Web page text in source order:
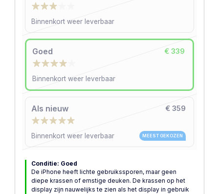
Binnenkort weer leverbaar
Goed € 339
Binnenkort weer leverbaar
Als nieuw
MEEST GEKOZEN
€ 359
Binnenkort weer leverbaar
Conditie: Goed
De iPhone heeft lichte gebruikssporen, maar geen
diepe krassen of ernstige deuken. De krassen op het
display zijn nauwelijks te zien als het display in gebruik